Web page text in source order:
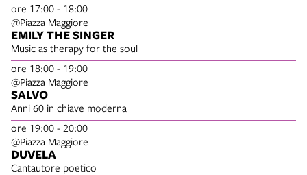
ore 17:00 - 18:00
@Piazza Maggiore
EMILY THE SINGER
Music as therapy for the soul
ore 18:00 - 19:00
@Piazza Maggiore
SALVO
Anni 60 in chiave moderna
ore 19:00 - 20:00
@Piazza Maggiore
DUVELA
Cantautore poetico